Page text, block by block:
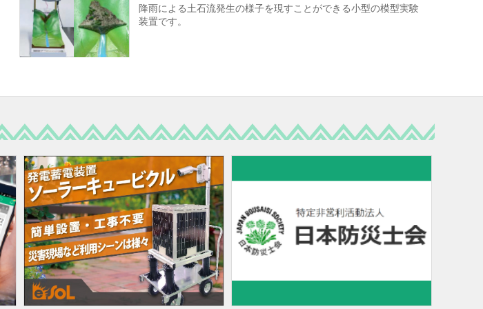
降雨による土石流発生の様子を現すことができる小型の模型実験
装置です。